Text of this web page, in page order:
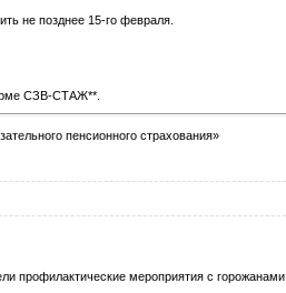
не позднее 15-го февраля.
СЗВ-СТАЖ**.
пенсионного страхования»
мероприятия с